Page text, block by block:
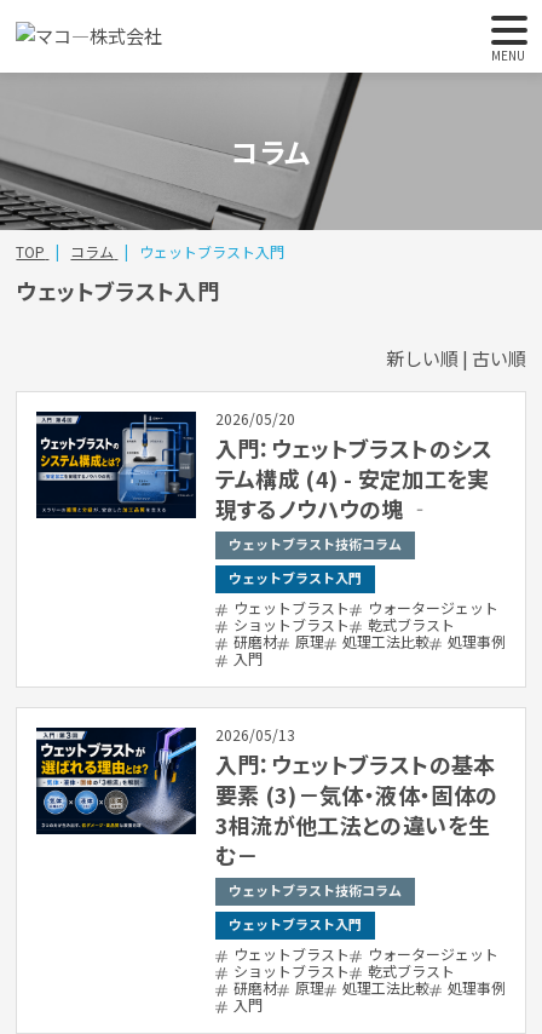
MENU
コラム
TOP コラム ウェットブラスト入門
ウェットブラスト入門
新しい順 | 古い順
2026/05/20
入門：ウェットブラストのシス
テム構成 (4) - 安定加工を実
現するノウハウの塊 ‐
ウェットブラスト技術コラム
ウェットブラスト入門
ウェットブラスト
ウォータージェット
ショットブラスト
乾式ブラスト
研磨材
原理 処理工法比較
処理事例
入門
2026/05/13
入門：ウェットブラストの基本
要素 (3)－気体・液体・固体の
3相流が他工法との違いを生
む－
ウェットブラスト技術コラム
ウェットブラスト入門
ウェットブラスト
ウォータージェット
ショットブラスト
乾式ブラスト
研磨材
原理 処理工法比較
処理事例
入門